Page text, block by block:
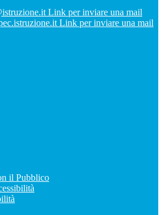
Link per inviare una mail
Link per inviare una mail
il Pubblico